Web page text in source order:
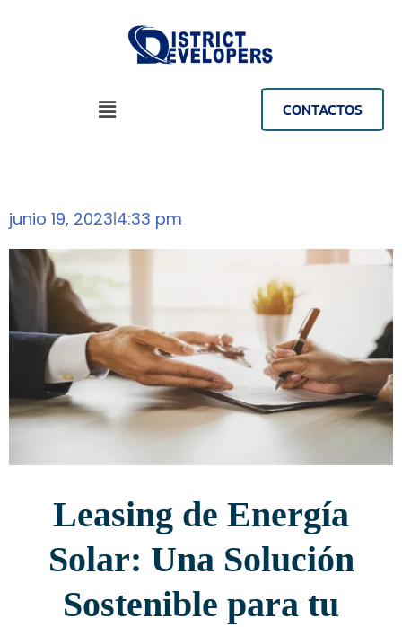
CONTACTOS
junio 19, 2023|4:33 pm
Leasing de Energía
Solar: Una Solución
Sostenible para tu